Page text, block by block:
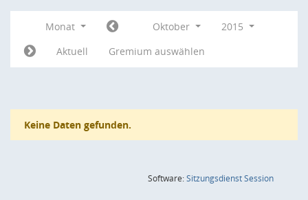
Monat Oktober
2015
Aktuell
Gremium auswählen
Keine Daten gefunden.
Software:SitzungsdienstSession(Wird in